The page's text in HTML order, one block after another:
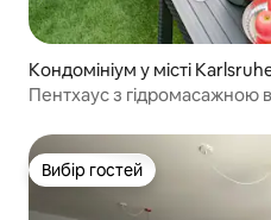
Кондомініум у місті
Пентхаус з гідромасажною
Вибір гостей
Вибір гостей